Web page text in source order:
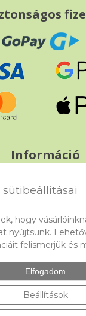
sütibeállításai
hogy
nyújtsunk.
felismerjük és
Elfogadom
Beállítások
Információ
árucsere és
Beado
Kapcsolat
Gyakori kérdések
Facebook